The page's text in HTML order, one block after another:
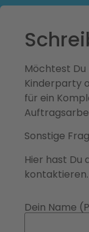
Möchtest
Kinderparty
für ein
Sonstige
Hier hast Du
kontaktieren.
Dein Name